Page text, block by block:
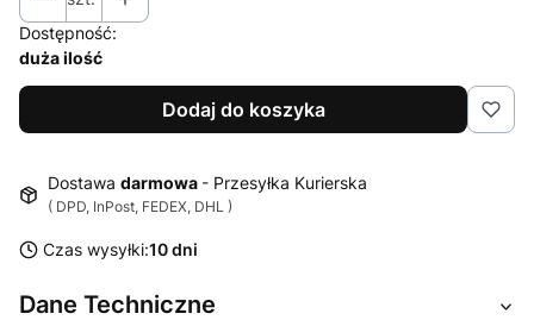
Dostępność:
duża ilość
Dodaj do koszyka
Dostawa darmowa - Przesyłka Kurierska
( DPD, InPost, FEDEX, DHL )
Czas wysyłki:10 dni
Dane Techniczne